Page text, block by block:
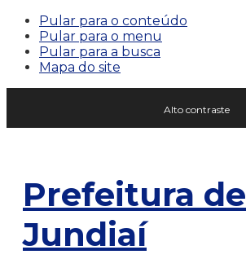
Pular para o conteúdo
Pular para o menu
Pular para a busca
Mapa do site
Alto contraste
Prefeitura de
Jundiaí